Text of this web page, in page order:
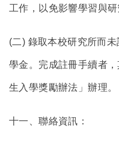
工作，以免影響學習與研
(二) 錄取本校研究所而
學金。完成註冊手續者
生入學獎勵辦法」辦理。
十一、聯絡資訊：